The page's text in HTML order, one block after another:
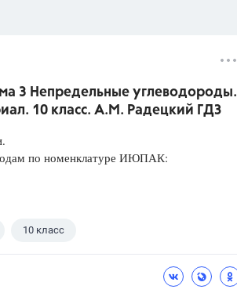
3 Непредельные углеводороды.
10 класс. А.М. Радецкий ГДЗ
по номенклатуре ИЮПАК:
10 класс